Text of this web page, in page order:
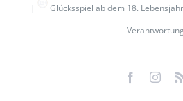
|
Glücksspiel ab dem 18.
Facebook